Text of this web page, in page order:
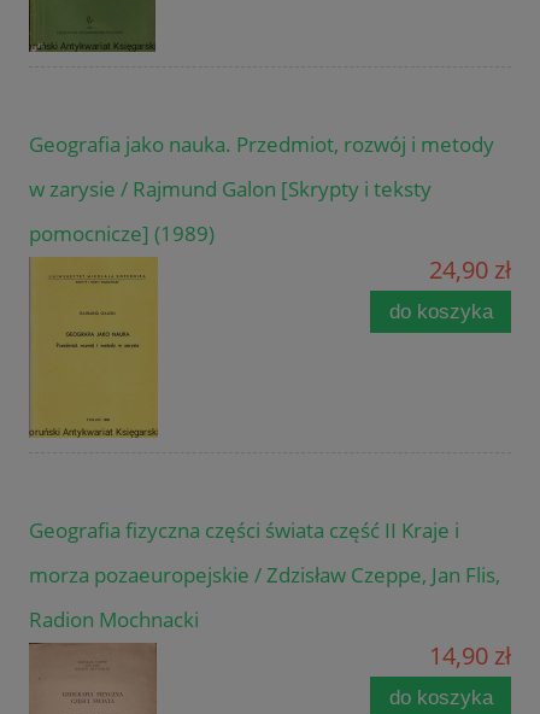
Geografia jako nauka. Przedmiot, rozwój i metody
w zarysie / Rajmund Galon [Skrypty i teksty
pomocnicze] (1989)
24,90 zł
do koszyka
Geografia fizyczna części świata część II Kraje i
morza pozaeuropejskie / Zdzisław Czeppe, Jan Flis,
Radion Mochnacki
14,90 zł
do koszyka